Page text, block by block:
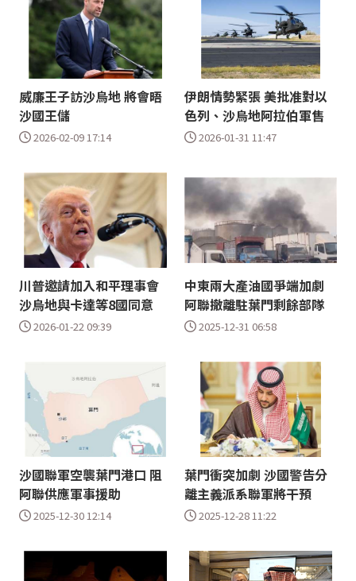
威廉王子訪沙烏地 將會晤
沙國王儲
2026-02-09 17:14
伊朗情勢緊張 美批准對以
色列、沙烏地阿拉伯軍售
2026-01-31 11:47
川普邀請加入和平理事會
沙烏地與卡達等8國同意
2026-01-22 09:39
中東兩大產油國爭端加劇
阿聯撤離駐葉門剩餘部隊
2025-12-31 06:58
沙國聯軍空襲葉門港口 阻
阿聯供應軍事援助
2025-12-30 12:14
葉門衝突加劇 沙國警告分
離主義派系聯軍將干預
2025-12-28 11:22